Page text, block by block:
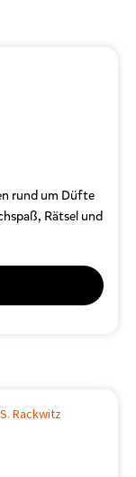
rund um Düfte
Rätsel und